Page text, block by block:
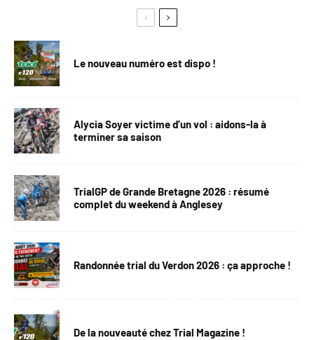
Le nouveau numéro est dispo !
Alycia Soyer victime d’un vol : aidons-la à
terminer sa saison
TrialGP de Grande Bretagne 2026 : résumé
complet du weekend à Anglesey
Randonnée trial du Verdon 2026 : ça approche !
De la nouveauté chez Trial Magazine !